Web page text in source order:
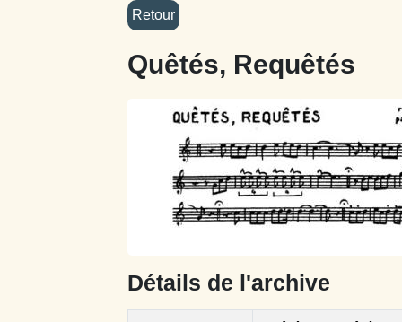
Quêtés, Requêtés
Détails de l'archive